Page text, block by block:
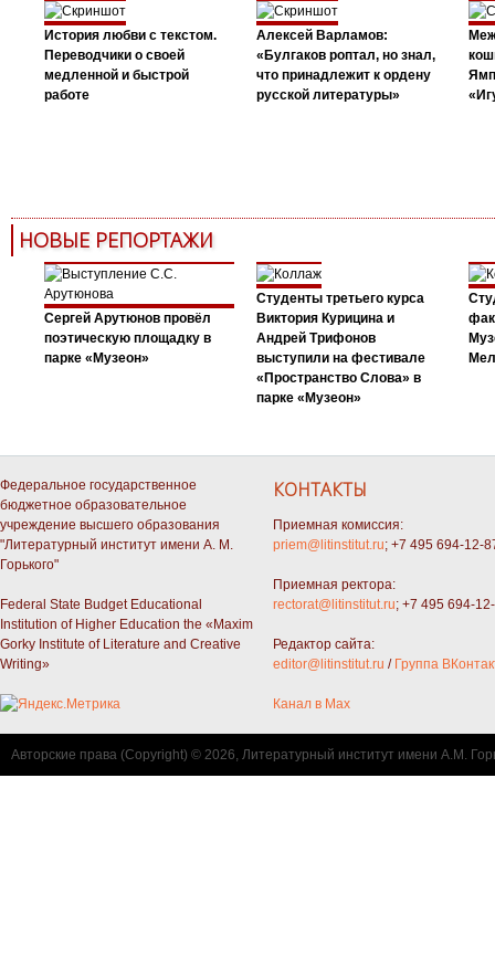
История любви с текстом.
Переводчики о своей
медленной и быстрой
работе
Алексей Варламов:
«Булгаков роптал, но знал,
что принадлежит к ордену
русской литературы»
НОВЫЕ РЕПОРТАЖИ
Сергей Арутюнов провёл
поэтическую площадку в
парке «Музеон»
Студенты третьего курса
Виктория Курицина и
Андрей Трифонов
выступили на фестивале
«Пространство Слова» в
парке «Музеон»
Федеральное государственное
бюджетное образовательное
учреждение высшего образования
"Литературный институт имени А. М.
Горького"
Federal State Budget Educational
Institution of Higher Education the «Maxim
Gorky Institute of Literature and Creative
Writing»
КОНТАКТЫ
Приемная комиссия:
priem@litinstitut.ru; +7 495 694-12-
Приемная ректора:
rectorat@litinstitut.ru; +7 495 694-
Редактор сайта:
editor@litinstitut.ru / Группа
Канал в Max
Авторские права (Copyright) © 2026, Литературный институт имени А.М.